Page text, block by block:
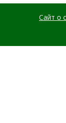
Сайт о